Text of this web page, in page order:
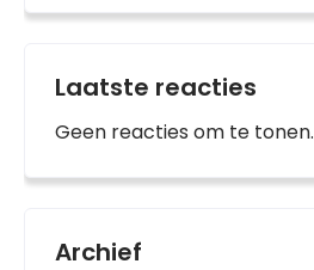
Laatste reacties
Geen reacties om te tonen.
Archief